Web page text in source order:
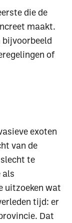
die de
maakt.
bijvoorbeeld
of
exoten
van de
te
als
uitzoeken wat
tijd: er
Dat